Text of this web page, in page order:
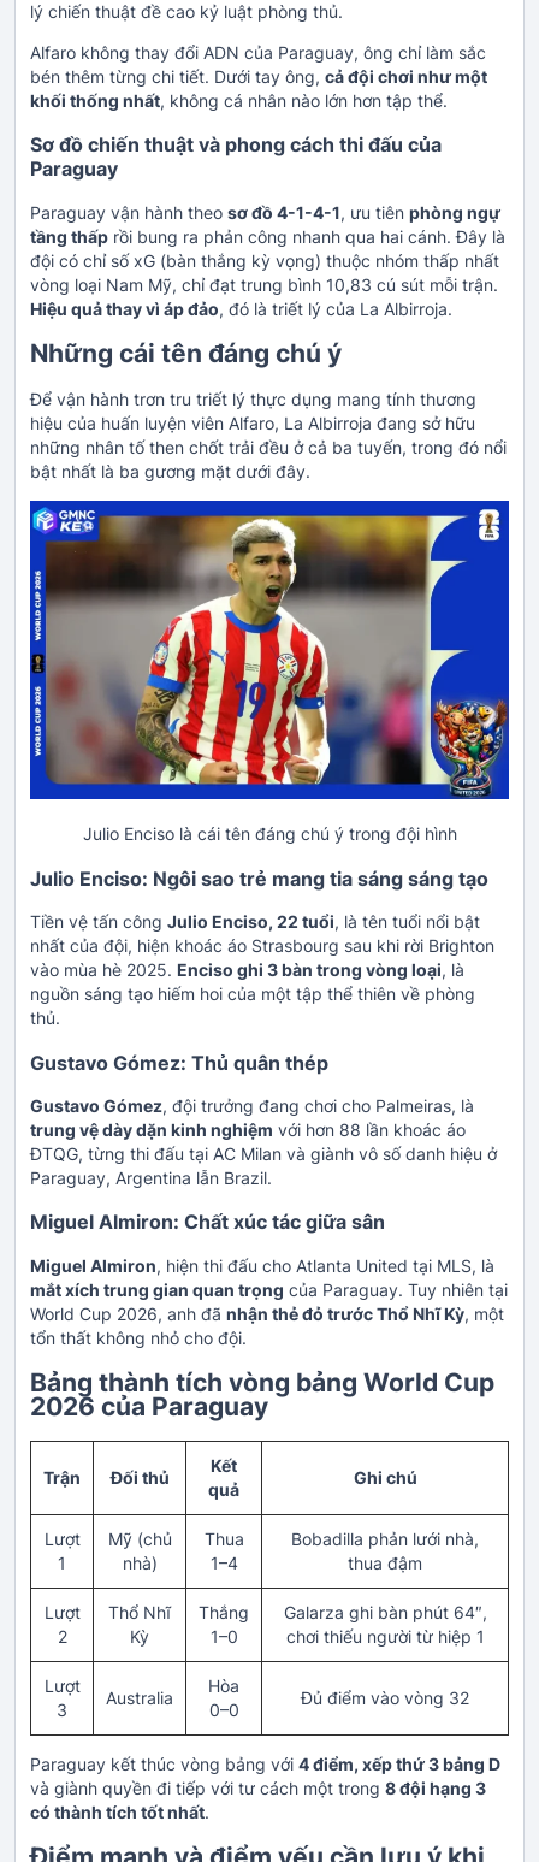
lý chiến thuật đề cao kỷ luật phòng thủ.
Alfaro không thay đổi ADN của Paraguay, ông chỉ làm sắc
bén thêm từng chi tiết. Dưới tay ông, cả đội chơi như một
khối thống nhất, không cá nhân nào lớn hơn tập thể.
Sơ đồ chiến thuật và phong cách thi đấu của
Paraguay
Paraguay vận hành theo sơ đồ 4-1-4-1, ưu tiên phòng ngự
tầng thấp rồi bung ra phản công nhanh qua hai cánh. Đây là
đội có chỉ số xG (bàn thắng kỳ vọng) thuộc nhóm thấp nhất
vòng loại Nam Mỹ, chỉ đạt trung bình 10,83 cú sút mỗi trận.
Hiệu quả thay vì áp đảo, đó là triết lý của La Albirroja.
Những cái tên đáng chú ý
Để vận hành trơn tru triết lý thực dụng mang tính thương
hiệu của huấn luyện viên Alfaro, La Albirroja đang sở hữu
những nhân tố then chốt trải đều ở cả ba tuyến, trong đó nổi
bật nhất là ba gương mặt dưới đây.
Julio Enciso là cái tên đáng chú ý trong đội hình
Julio Enciso: Ngôi sao trẻ mang tia sáng sáng tạo
Tiền vệ tấn công Julio Enciso, 22 tuổi, là tên tuổi nổi bật
nhất của đội, hiện khoác áo Strasbourg sau khi rời Brighton
vào mùa hè 2025. Enciso ghi 3 bàn trong vòng loại, là
nguồn sáng tạo hiếm hoi của một tập thể thiên về phòng
thủ.
Gustavo Gómez: Thủ quân thép
Gustavo Gómez, đội trưởng đang chơi cho Palmeiras, là
trung vệ dày dặn kinh nghiệm với hơn 88 lần khoác áo
ĐTQG, từng thi đấu tại AC Milan và giành vô số danh hiệu ở
Paraguay, Argentina lẫn Brazil.
Miguel Almiron: Chất xúc tác giữa sân
Miguel Almiron, hiện thi đấu cho Atlanta United tại MLS, là
mắt xích trung gian quan trọng của Paraguay. Tuy nhiên tại
World Cup 2026, anh đã nhận thẻ đỏ trước Thổ Nhĩ Kỳ, một
tổn thất không nhỏ cho đội.
Bảng thành tích vòng bảng World Cup
2026 của Paraguay
Trận Đối thủ
Kết
quả
Ghi chú
Lượt
1
Mỹ (chủ
nhà)
Thua
1–4
Bobadilla phản lưới nhà,
thua đậm
Lượt
2
Thổ Nhĩ
Kỳ
Thắng
1–0
Galarza ghi bàn phút 64″,
chơi thiếu người từ hiệp 1
Lượt
3
Australia
Hòa
0–0
Đủ điểm vào vòng 32
Paraguay kết thúc vòng bảng với 4 điểm, xếp thứ 3 bảng D
và giành quyền đi tiếp với tư cách một trong 8 đội hạng 3
có thành tích tốt nhất.